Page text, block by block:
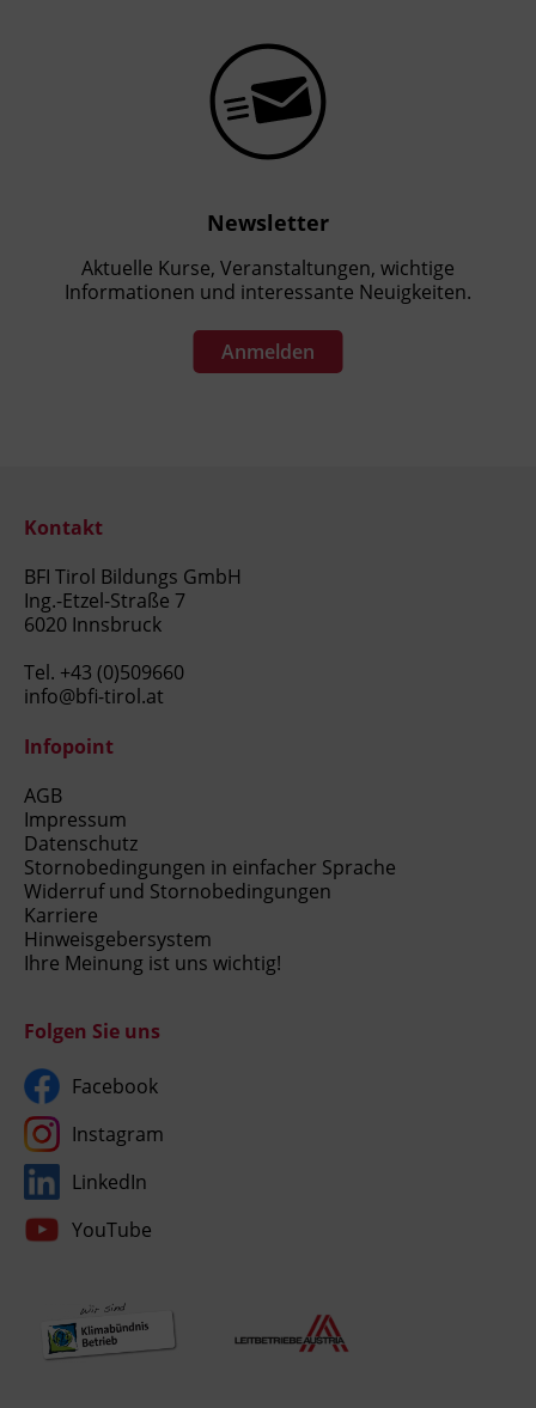
Newsletter
Aktuelle Kurse, Veranstaltungen, wichtige
Informationen und interessante Neuigkeiten.
Anmelden
Kontakt
BFI Tirol Bildungs GmbH
Ing.-Etzel-Straße 7
6020 Innsbruck
Tel. +43 (0)509660
info@bfi-tirol.at
Infopoint
AGB
Impressum
Datenschutz
Stornobedingungen in einfacher Sprache
Widerruf und Stornobedingungen
Karriere
Hinweisgebersystem
Ihre Meinung ist uns wichtig!
Folgen Sie uns
Facebook
Instagram
LinkedIn
YouTube